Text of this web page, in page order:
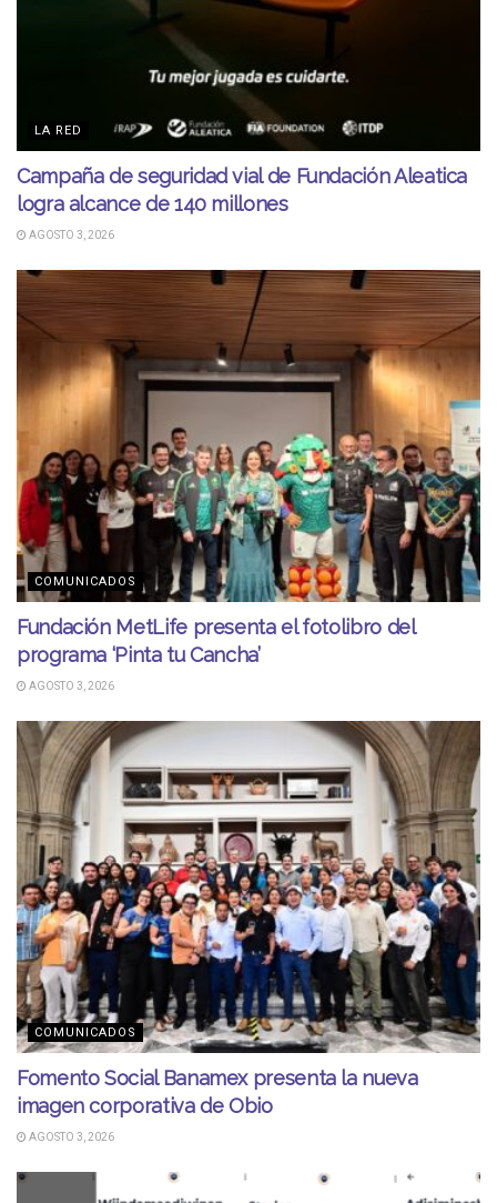
LA RED
Campaña de seguridad vial de Fundación Aleatica
logra alcance de 140 millones
AGOSTO 3, 2026
COMUNICADOS
Fundación MetLife presenta el fotolibro del
programa ‘Pinta tu Cancha’
AGOSTO 3, 2026
COMUNICADOS
Fomento Social Banamex presenta la nueva
imagen corporativa de Obio
AGOSTO 3, 2026